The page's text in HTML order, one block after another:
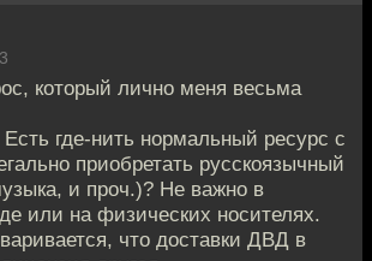
который лично меня весьма
где-нить нормальный ресурс с
приобретать русскоязычный
и проч.)? Не важно в
или на физических носителях.
что доставки ДВД в